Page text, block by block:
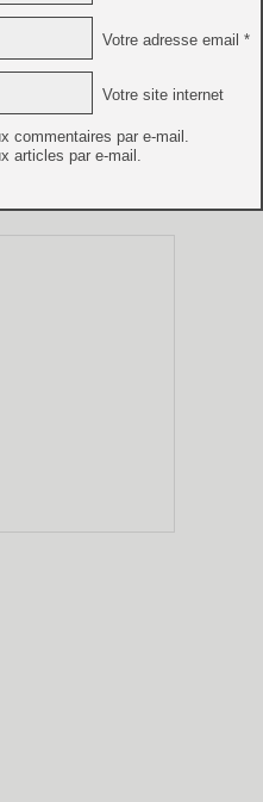
Votre adresse email *
Votre site internet
commentaires par e-mail.
articles par e-mail.